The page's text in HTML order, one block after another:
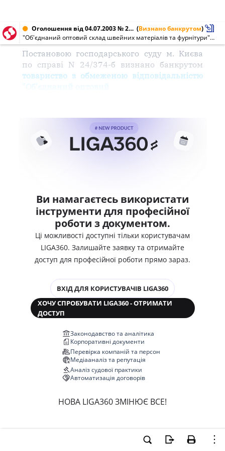
Оголошення від 04.07.2003 № 24939377 (Визнано банкрутом)
"Об'єднаний оптовий склад швейних матеріалів та фурнітури", ТОВ (24939377)
Постановою господарського суду м. Києва
по справі N 24/374-б визнано банкрутом
товариство з обмеженою відповідальністю
Ви намагаєтесь використати
інструменти для професійної
роботи з документом.
Ці можливості доступні тільки користувачам
LIGA360. Залишайте заявку та отримайте
доступ для професійної роботи прямо зараз.
ВХІД ДЛЯ КОРИСТУВАЧІВ LIGA360
ХОЧУ СПРОБУВАТИ LIGA360 - ОТРИМАТИ
ДОСТУП
Законодавство та аналітика
Корпоративні документи
Перевірка компаній та персон
Медіааналіз та репутація
Аналіз судової практики
Автоматизація договорів
НОВА LIGA360 ЗМІНЮЄ ВСЕ!